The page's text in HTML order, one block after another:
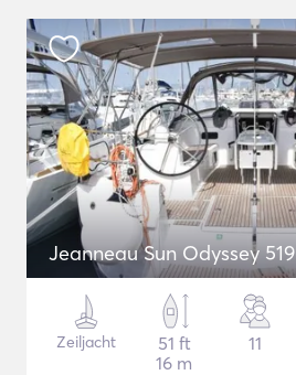
Jeanneau Sun Odyssey 519
Zeiljacht
51 ft
16 m
11